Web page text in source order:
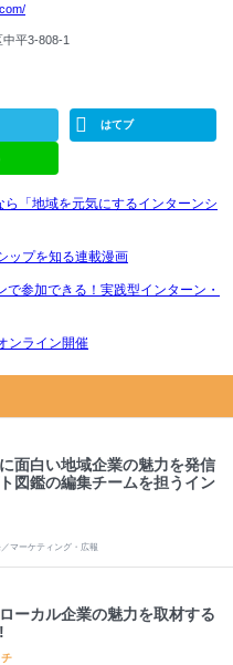
平3-808-1
はてブ
面白い地域企業の魅力を発信
図鑑の編集チームを担うイン
マーケティング・広報
ーカル企業の魅力を取材する